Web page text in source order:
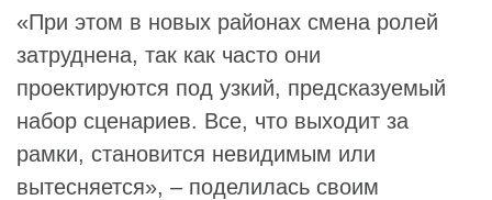
«При этом в новых районах смена ролей
затруднена, так как часто они
проектируются под узкий, предсказуемый
набор сценариев. Все, что выходит за
рамки, становится невидимым или
вытесняется», – поделилась своим